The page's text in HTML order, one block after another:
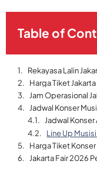
Table of
Harga Tiket
Jadwal Konser
Line Up
Harga Tiket